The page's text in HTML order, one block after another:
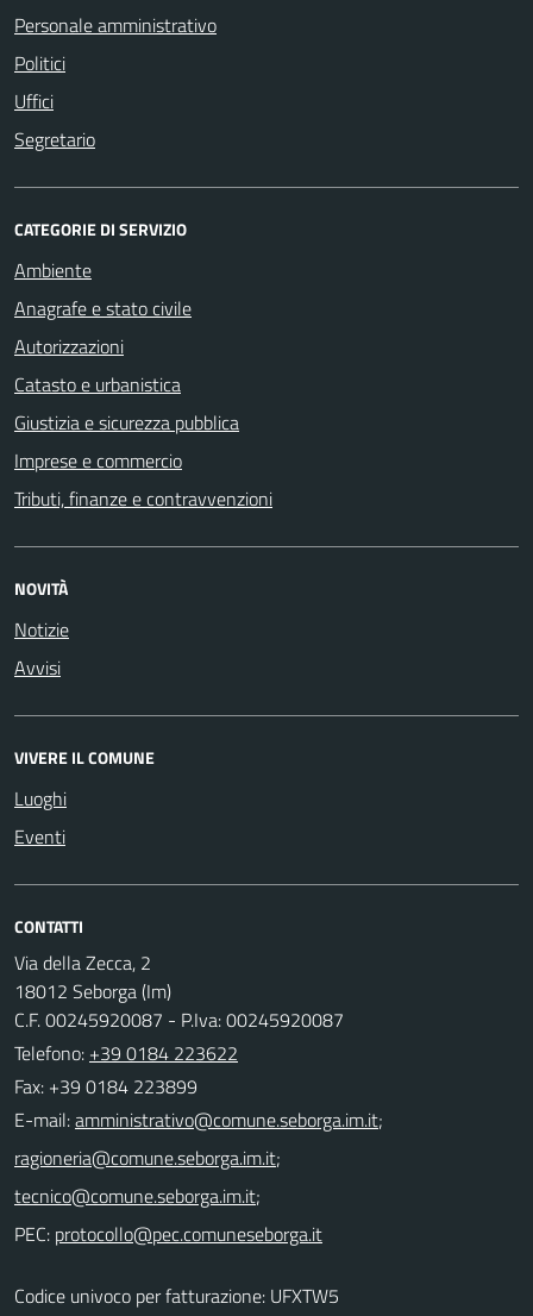
Personale amministrativo
Politici
Uffici
Segretario
CATEGORIE DI SERVIZIO
Ambiente
Anagrafe e stato civile
Autorizzazioni
Catasto e urbanistica
Giustizia e sicurezza pubblica
Imprese e commercio
Tributi, finanze e contravvenzioni
NOVITÀ
Notizie
Avvisi
VIVERE IL COMUNE
Luoghi
Eventi
CONTATTI
Via della Zecca, 2
18012 Seborga (Im)
C.F. 00245920087 - P.Iva: 00245920087
Telefono: +39 0184 223622
Fax: +39 0184 223899
E-mail:
;
;
;
PEC:
Codice univoco per fatturazione: UFXTW5